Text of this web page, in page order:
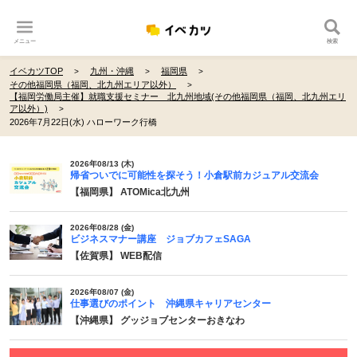
メニュー 検索
イベカツTOP 九州・沖縄
福岡県
その他福岡県（福岡、北九州エリア以外）
【福岡労働局主催】就職支援セミナー 北九州地域(その他福岡県（福岡、北九州エリ
ア以外）)
2026年7月22日(水) ハローワーク行橋
2026年08/13 (木)
帰省ついでに可能性を探そう！小倉駅前カジュアル交流会
【福岡県】 ATOMica北九州
2026年08/28 (金)
ビジネスマナー講座 ジョブカフェSAGA
【佐賀県】 WEB配信
2026年08/07 (金)
仕事選びのポイント 沖縄県キャリアセンター
【沖縄県】 グッジョブセンターおきなわ